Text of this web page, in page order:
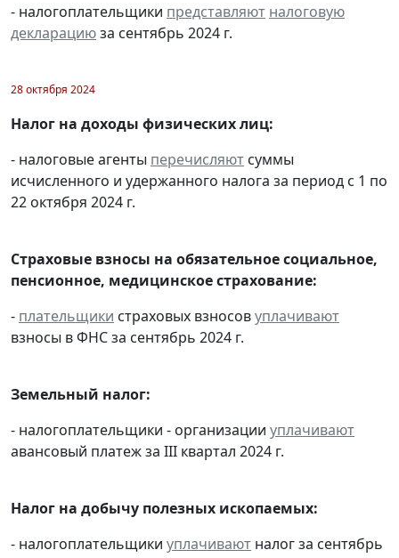
- налогоплательщики представляют налоговую
декларациюза сентябрь 2024 г.
28 октября 2024
Налог на доходы физических лиц:
- налоговые агенты перечисляют суммы
исчисленного и удержанного налога за период с 1 по
22 октября 2024 г.
Страховые взносы на обязательное социальное,
пенсионное, медицинское страхование:
- плательщики страховых взносовуплачивают
взносы в ФНС за сентябрь 2024 г.
Земельный налог:
- налогоплательщики - организации уплачивают
авансовый платеж за III квартал 2024 г.
Налог на добычу полезных ископаемых:
- налогоплательщики уплачивают налог за сентябрь